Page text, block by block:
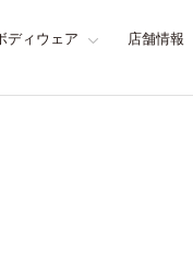
ディウェア 店舗情報